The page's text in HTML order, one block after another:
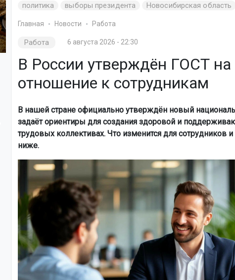
политика выборы президента Новосибирская область
Главная Новости Работа
Работа 6 августа 2026 - 22:30
В России утверждён ГОСТ
отношение к сотрудникам
В нашей стране официально утверждён новый
задаёт ориентиры для создания здоровой и
трудовых коллективах. Что изменится для сотрудников и
ниже.